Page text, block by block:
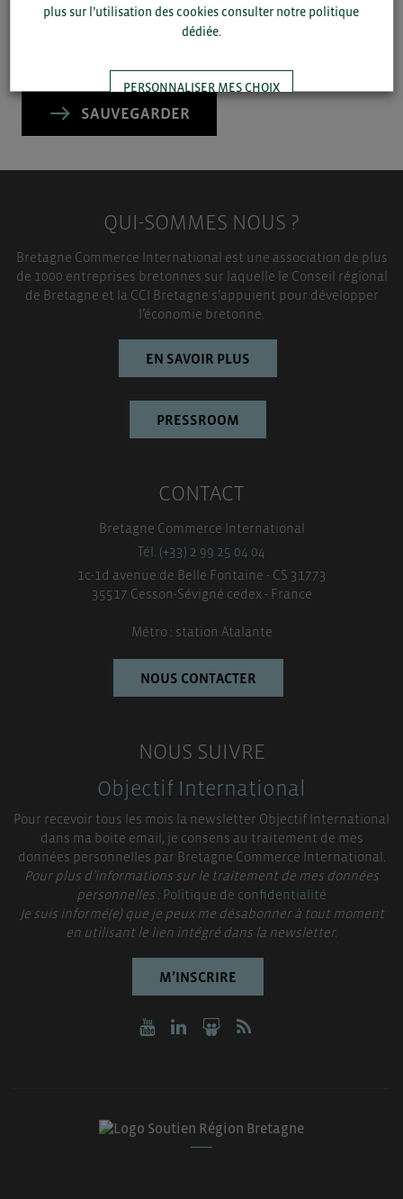
SAUVEGARDER
QUI-SOMMES NOUS ?
Bretagne Commerce International est une association de plus
de 1000 entreprises bretonnes sur laquelle le Conseil régional
de Bretagne et la CCI Bretagne s’appuient pour développer
l’économie bretonne.
EN SAVOIR PLUS
PRESSROOM
CONTACT
Bretagne Commerce International
Tél. (+33) 2 99 25 04 04
1c-1d avenue de Belle Fontaine - CS 31773
35517 Cesson-Sévigné cedex - France
Métro : station Atalante
NOUS CONTACTER
NOUS SUIVRE
Objectif International
Pour recevoir tous les mois la newsletter Objectif International
dans ma boite email, je consens au traitement de mes
données personnelles par Bretagne Commerce International.
Pour plus d’informations sur le traitement de mes données
personnelles :Politique de confidentialité
Je suis informé(e) que je peux me désabonner à tout moment
en utilisant le lien intégré dans la newsletter.
M’INSCRIRE
plus sur l’utilisation des cookies consulter notre politique
dédiée.
PERSONNALISER MES CHOIX